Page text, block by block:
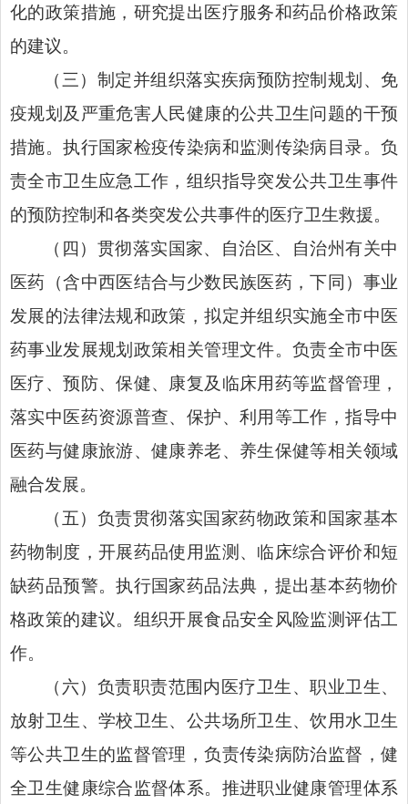
化的政策措施，研究提出医疗服务和药品价格政策
的建议。
（三）制定并组织落实疾病预防控制规划、免
疫规划及严重危害人民健康的公共卫生问题的干预
措施。执行国家检疫传染病和监测传染病目录。负
责全市卫生应急工作，组织指导突发公共卫生事件
的预防控制和各类突发公共事件的医疗卫生救援。
（四）贯彻落实国家、自治区、自治州有关中
医药（含中西医结合与少数民族医药，下同）事业
发展的法律法规和政策，拟定并组织实施全市中医
药事业发展规划政策相关管理文件。负责全市中医
医疗、预防、保健、康复及临床用药等监督管理，
落实中医药资源普查、保护、利用等工作，指导中
医药与健康旅游、健康养老、养生保健等相关领域
融合发展。
（五）负责贯彻落实国家药物政策和国家基本
药物制度，开展药品使用监测、临床综合评价和短
缺药品预警。执行国家药品法典，提出基本药物价
格政策的建议。组织开展食品安全风险监测评估工
作。
（六）负责职责范围内医疗卫生、职业卫生、
放射卫生、学校卫生、公共场所卫生、饮用水卫生
等公共卫生的监督管理，负责传染病防治监督，健
全卫生健康综合监督体系。推进职业健康管理体系